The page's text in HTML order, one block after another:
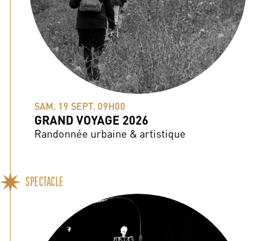
SAM. 19 SEPT. 09H00
GRAND VOYAGE 2026
Randonnée urbaine & artistique
SPECTACLE